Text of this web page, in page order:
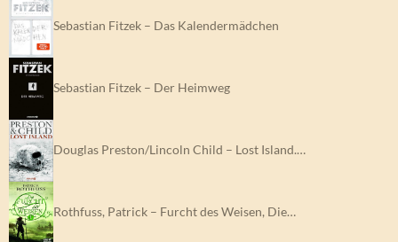
Sebastian Fitzek – Das Kalendermädchen
Sebastian Fitzek – Der Heimweg
Douglas Preston/Lincoln Child – Lost Island.…
Rothfuss, Patrick – Furcht des Weisen, Die…